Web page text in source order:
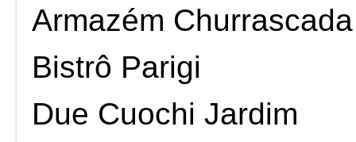
Armazém Churrascada
Bistrô Parigi
Due Cuochi Jardim